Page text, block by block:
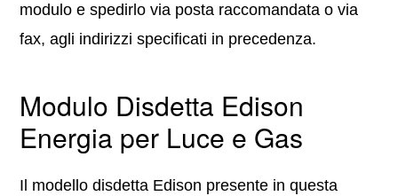
modulo e spedirlo via posta raccomandata o via
fax, agli indirizzi specificati in precedenza.
Modulo Disdetta Edison
Energia per Luce e Gas
Il modello disdetta Edison presente in questa